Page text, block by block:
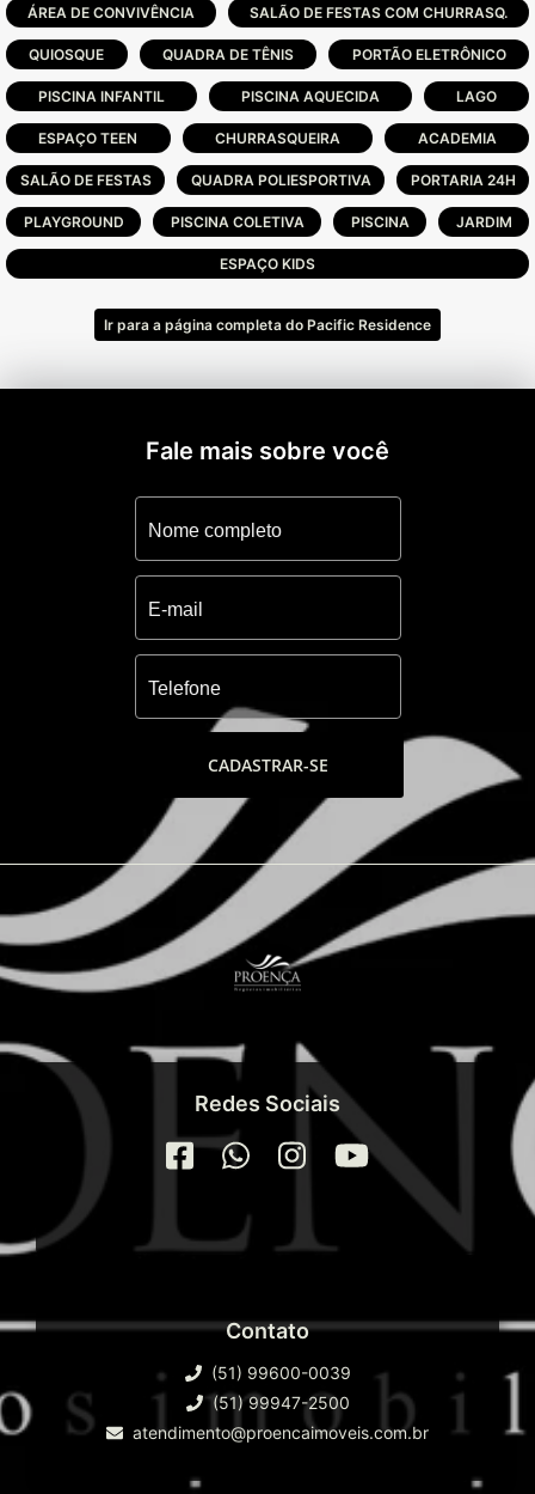
clube house completo, piscina coberta
aquecida, sala de cinema, paradouro à beira
mar com infra-estrutura completa, tudo isto
e muito mais. Aliado ao mais moderno
sistema de segurança total 24Hs do litoral!!
ÁREA DE CONVIVÊNCIA SALÃO DE FESTAS COM CHURRASQ.
QUIOSQUE QUADRA DE TÊNIS PORTÃO ELETRÔNICO
PISCINA INFANTIL PISCINA AQUECIDA LAGO
ESPAÇO TEEN CHURRASQUEIRA ACADEMIA
SALÃO DE FESTAS QUADRA POLIESPORTIVA PORTARIA 24H
PLAYGROUND PISCINA COLETIVA PISCINA JARDIM
ESPAÇO KIDS
Ir para a página completa do Pacific Residence
Fale mais sobre você
CADASTRAR-SE
Redes Sociais
Contato
(51) 99600-0039
(51) 99947-2500
atendimento@proencaimoveis.com.br